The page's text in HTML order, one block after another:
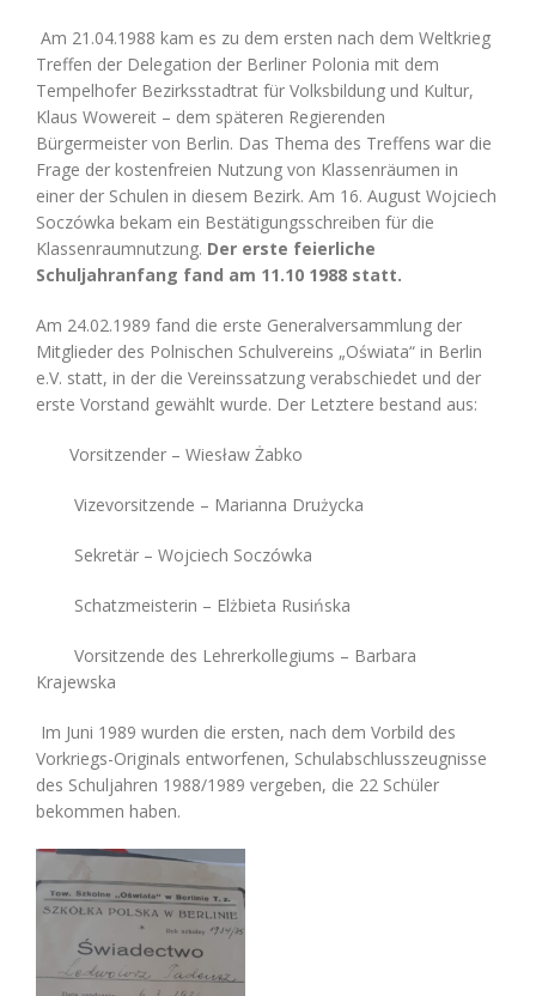
Am 21.04.1988 kam es zu dem ersten nach dem Weltkrieg
Treffen der Delegation der Berliner Polonia mit dem
Tempelhofer Bezirksstadtrat für Volksbildung und Kultur,
Klaus Wowereit – dem späteren Regierenden
Bürgermeister von Berlin. Das Thema des Treffens war die
Frage der kostenfreien Nutzung von Klassenräumen in
einer der Schulen in diesem Bezirk. Am 16. August Wojciech
Soczówka bekam ein Bestätigungsschreiben für die
Klassenraumnutzung. Der erste feierliche
Schuljahranfang fand am 11.10 1988 statt.
Am 24.02.1989 fand die erste Generalversammlung der
Mitglieder des Polnischen Schulvereins „Oświata“ in Berlin
e.V. statt, in der die Vereinssatzung verabschiedet und der
erste Vorstand gewählt wurde. Der Letztere bestand aus:
Vorsitzender – Wiesław Żabko
Vizevorsitzende – Marianna Drużycka
Sekretär – Wojciech Soczówka
Schatzmeisterin – Elżbieta Rusińska
Vorsitzende des Lehrerkollegiums – Barbara
Krajewska
Im Juni 1989 wurden die ersten, nach dem Vorbild des
Vorkriegs-Originals entworfenen, Schulabschlusszeugnisse
des Schuljahren 1988/1989 vergeben, die 22 Schüler
bekommen haben.